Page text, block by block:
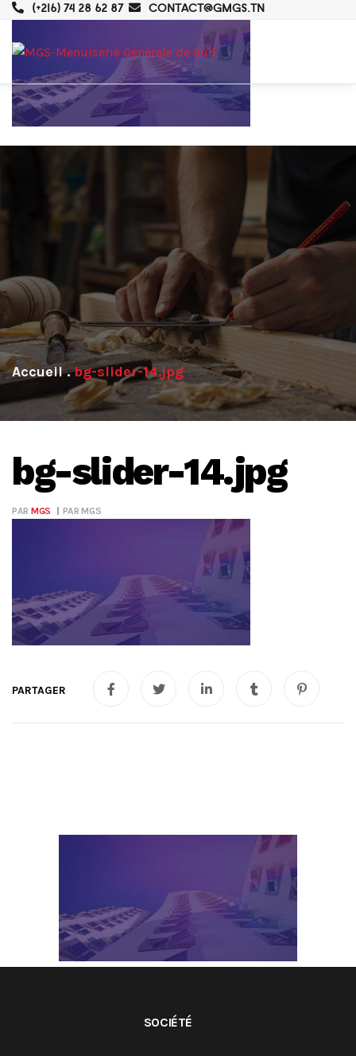
(+216) 74 28 62 87 CONTACT@GMGS.TN
. bg-slider-14.jpg
bg-slider-14.jpg
PAR MGS PARMGS
SOCIÉTÉ